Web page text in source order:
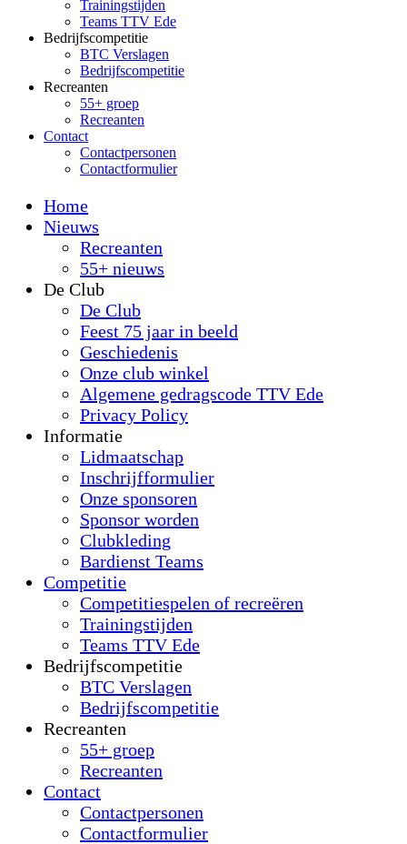
Trainingstijden
Teams TTV Ede
Bedrijfscompetitie
BTC Verslagen
Bedrijfscompetitie
Recreanten
55+ groep
Recreanten
Contact
Contactpersonen
Contactformulier
Home
Nieuws
Recreanten
55+ nieuws
De Club
De Club
Feest 75 jaar in beeld
Geschiedenis
Onze club winkel
Algemene gedragscode TTV Ede
Privacy Policy
Informatie
Lidmaatschap
Inschrijfformulier
Onze sponsoren
Sponsor worden
Clubkleding
Bardienst Teams
Competitie
Competitiespelen of recreëren
Trainingstijden
Teams TTV Ede
Bedrijfscompetitie
BTC Verslagen
Bedrijfscompetitie
Recreanten
55+ groep
Recreanten
Contact
Contactpersonen
Contactformulier